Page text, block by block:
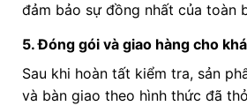
đảm bảo sự đồng nhất của toàn
5. Đóng gói và giao hàng cho
Sau khi hoàn tất kiểm tra, sản
và bàn giao theo hình thức đã